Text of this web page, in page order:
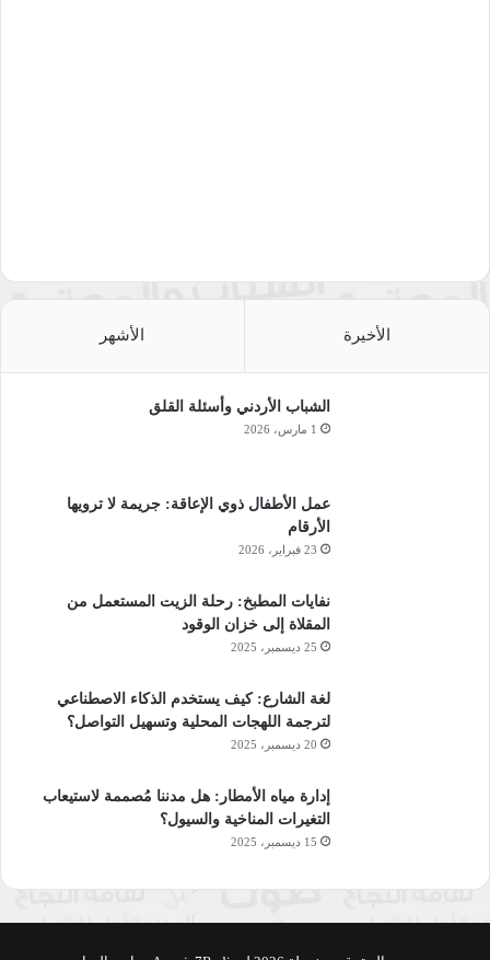
الأخيرة الأشهر
الشباب الأردني وأسئلة القلق
1 مارس، 2026
عمل الأطفال ذوي الإعاقة: جريمة لا ترويها
الأرقام
23 فبراير، 2026
نفايات المطبخ: رحلة الزيت المستعمل من
المقلاة إلى خزان الوقود
25 ديسمبر، 2025
لغة الشارع: كيف يستخدم الذكاء الاصطناعي
لترجمة اللهجات المحلية وتسهيل التواصل؟
20 ديسمبر، 2025
إدارة مياه الأمطار: هل مدننا مُصممة لاستيعاب
التغيرات المناخية والسيول؟
15 ديسمبر، 2025